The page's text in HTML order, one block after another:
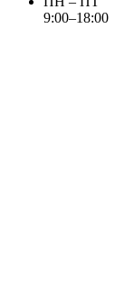
9:00–18:00